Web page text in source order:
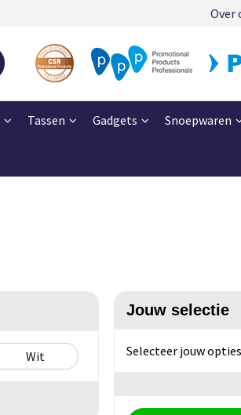
Over
Tassen Gadgets Snoepwaren
Wit
Jouw selectie
Selecteer jouw